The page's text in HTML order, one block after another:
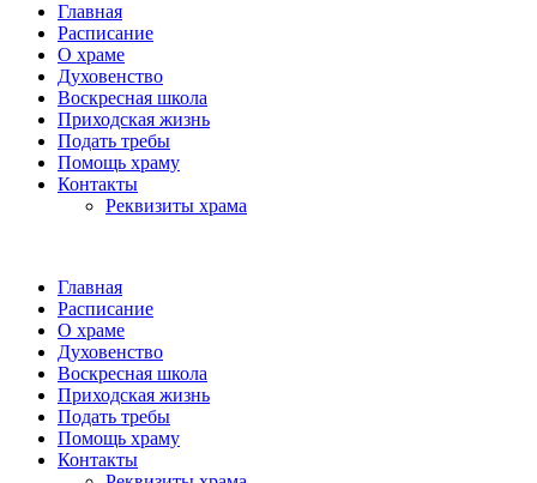
Главная
Расписание
О храме
Духовенство
Воскресная школа
Приходская жизнь
Подать требы
Помощь храму
Контакты
Реквизиты храма
Главная
Расписание
О храме
Духовенство
Воскресная школа
Приходская жизнь
Подать требы
Помощь храму
Контакты